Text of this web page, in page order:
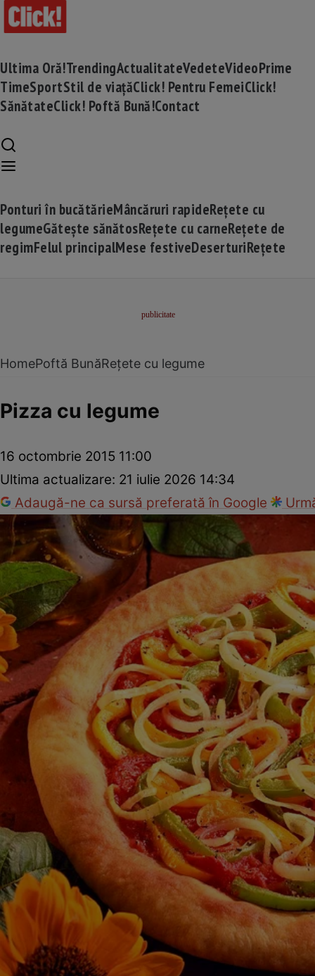
Ultima Oră!TrendingActualitateVedeteVideoPrime
TimeSportStil de viațăClick! Pentru FemeiClick!
SănătateClick! Poftă Bună!Contact
Ponturi în bucătărieMâncăruri rapideRețete cu
legumeGătește sănătosRețete cu carneRețete de
regimFelul principalMese festiveDeserturiRețete
HomePoftă BunăRețete cu legume
Pizza cu legume
16 octombrie 2015 11:00
Ultima actualizare: 21 iulie 2026 14:34
Adaugă-ne ca sursă preferată în Google